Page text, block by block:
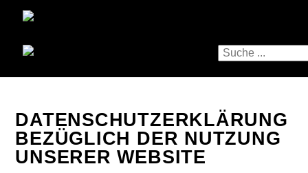
DATENSCHUTZERKLÄRUNG
BEZÜGLICH DER NUTZUNG
UNSERER WEBSITE